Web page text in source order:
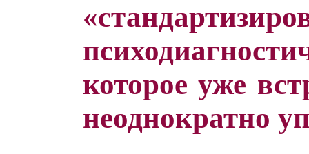
которое уже
неоднократно